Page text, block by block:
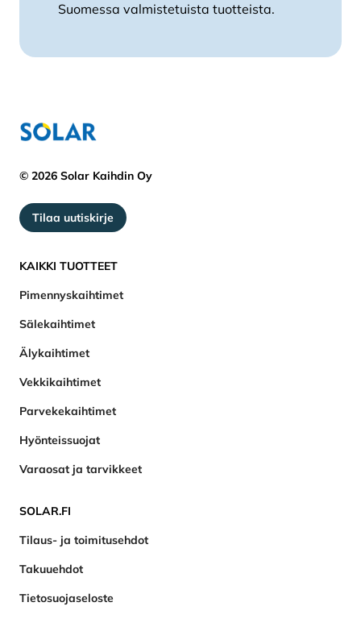
Suomessa valmistetuista tuotteista.
© 2026 Solar Kaihdin Oy
Tilaa uutiskirje
KAIKKI TUOTTEET
Pimennyskaihtimet
Sälekaihtimet
Älykaihtimet
Vekkikaihtimet
Parvekekaihtimet
Hyönteissuojat
Varaosat ja tarvikkeet
SOLAR.FI
Tilaus- ja toimitusehdot
Takuuehdot
Tietosuojaseloste